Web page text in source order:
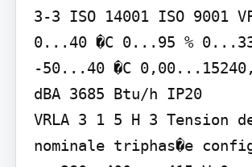
3-3 ISO 14001 ISO 9001
0...40 �C 0...95 %
-50...40 �C
dBA 3685 Btu/h IP20
VRLA 3 1 5 H 3 Tension
nominale triphas�e